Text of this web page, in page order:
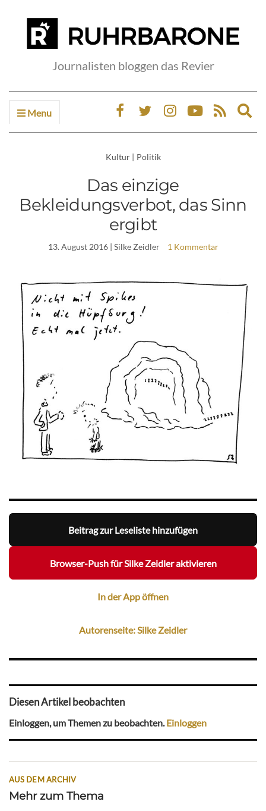
Journalisten bloggen das Revier
Menu
Kultur | Politik
Das einzige
Bekleidungsverbot, das Sinn
ergibt
13. August 2016| Silke Zeidler 1 Kommentar
Beitrag zur Leseliste hinzufügen
Browser-Push für Silke Zeidler aktivieren
In der App öffnen
Autorenseite: Silke Zeidler
Diesen Artikel beobachten
Einloggen, um Themen zu beobachten.Einloggen
AUS DEM ARCHIV
Mehr zum Thema